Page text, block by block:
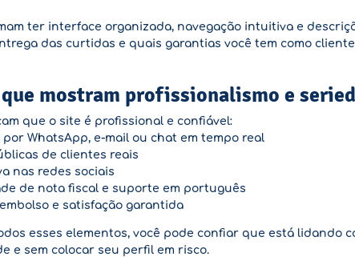
ter interface organizada, navegação intuitiva e
das curtidas e quais garantias você tem como
mostram profissionalismo e
que o site é profissional e confiável:
WhatsApp, e-mail ou chat em tempo real
de clientes reais
nas redes sociais
de nota fiscal e suporte em português
e satisfação garantida
esses elementos, você pode confiar que está
e sem colocar seu perfil em risco.